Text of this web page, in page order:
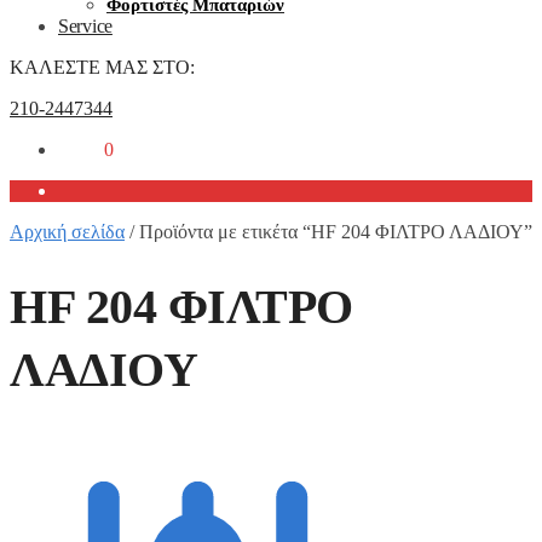
Φορτιστές Μπαταριών
Service
ΚΑΛΕΣΤΕ ΜΑΣ ΣΤΟ:
210-2447344
0
Αρχική σελίδα /Προϊόντα με ετικέτα “HF 204 ΦΙΛΤΡΟ ΛΑΔΙΟΥ”
HF 204 ΦΙΛΤΡΟ
ΛΑΔΙΟΥ